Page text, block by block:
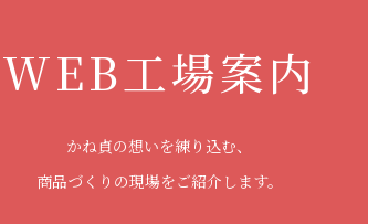
WEB工場案内
かね貞の想いを練り込む、
商品づくりの現場をご紹介します。